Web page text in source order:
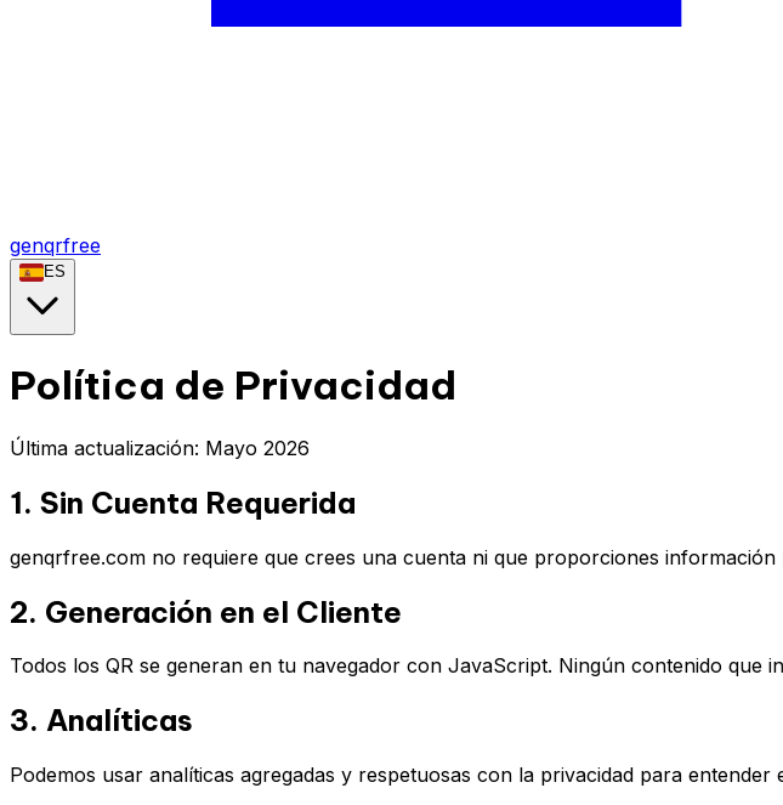
genqrfree
ES
Política de Privacidad
Última actualización: Mayo 2026
1. Sin Cuenta Requerida
genqrfree.com no requiere que crees una cuenta ni que proporciones información
2. Generación en el Cliente
Todos los QR se generan en tu navegador con JavaScript. Ningún contenido que
3. Analíticas
Podemos usar analíticas agregadas y respetuosas con la privacidad para